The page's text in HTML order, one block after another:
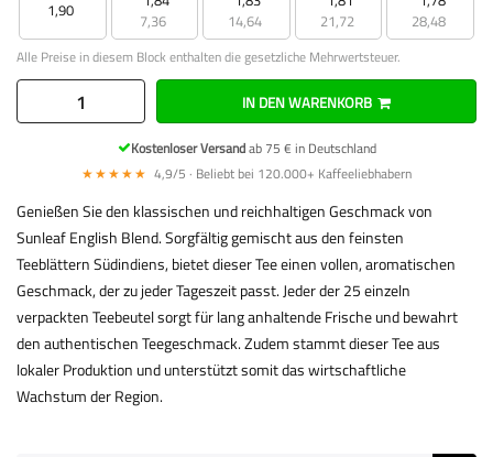
1,90
7,36
14,64
21,72
28,48
Alle Preise in diesem Block enthalten die gesetzliche Mehrwertsteuer.
IN DEN WARENKORB
Kostenloser Versandab 75 € in Deutschland
★★★★★ 4,9/5 · Beliebt bei 120.000+ Kaffeeliebhabern
Genießen Sie den klassischen und reichhaltigen Geschmack von
Sunleaf English Blend. Sorgfältig gemischt aus den feinsten
Teeblättern Südindiens, bietet dieser Tee einen vollen, aromatischen
Geschmack, der zu jeder Tageszeit passt. Jeder der 25 einzeln
verpackten Teebeutel sorgt für lang anhaltende Frische und bewahrt
den authentischen Teegeschmack. Zudem stammt dieser Tee aus
lokaler Produktion und unterstützt somit das wirtschaftliche
Wachstum der Region.